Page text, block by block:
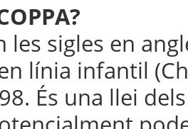
les sigles en
línia infantil
És una llei